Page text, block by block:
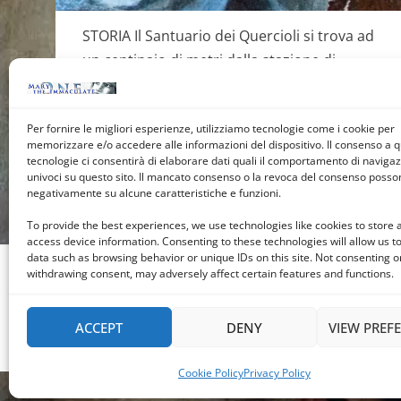
Per fornire le migliori esperienze, utilizziamo tecnologie come i cookie per
memorizzare e/o accedere alle informazioni del dispositivo. Il consenso a
tecnologie ci consentirà di elaborare dati quali il comportamento di
univoci su questo sito. Il mancato consenso o la revoca del consenso
negativamente su alcune caratteristiche e funzioni.
To provide the best experiences, we use technologies like cookies to store
access device information. Consenting to these technologies will allow us
data such as browsing behavior or unique IDs on this site. Not consenting
withdrawing consent, may adversely affect certain features and functions.
ACCEPT DENY VIEW
Cookie PolicyPrivacy Policy
STORIA Il Santuario dei Quercioli si trova ad
un centinaio di metri dalla stazione di
Massa centro, ed è intitolato a «Maria aiuto
Leggi ->